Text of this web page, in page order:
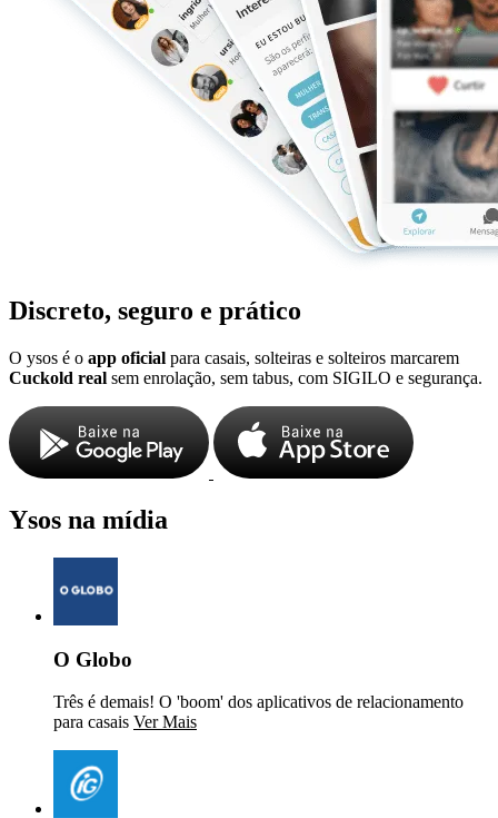
Discreto, seguro e prático
O ysos é o app oficial para casais, solteiras e solteiros marcarem
Cuckold real sem enrolação, sem tabus, com SIGILO e segurança.
Ysos na mídia
O Globo
Três é demais! O 'boom' dos aplicativos de relacionamento
para casais Ver Mais